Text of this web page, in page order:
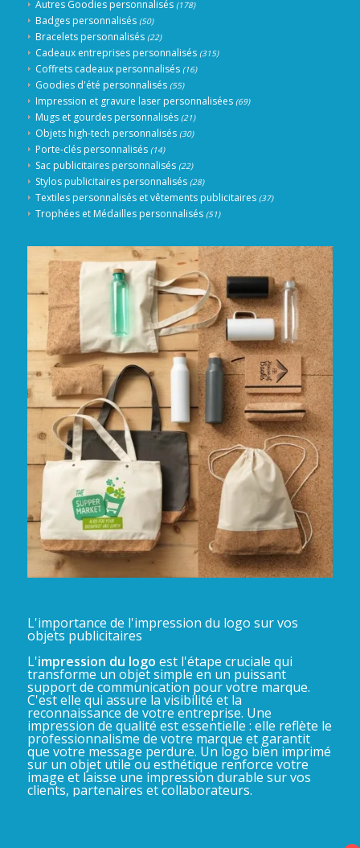
Autres Goodies personnalisés (178)
Badges personnalisés (50)
Bracelets personnalisés (22)
Cadeaux entreprises personnalisés (315)
Coffrets cadeaux personnalisés (16)
Goodies d'été personnalisés (55)
Impression et gravure laser personnalisées (69)
Mugs et gourdes personnalisés (21)
Objets high-tech personnalisés (30)
Porte-clés personnalisés (14)
Sac publicitaires personnalisés (22)
Stylos publicitaires personnalisés (28)
Textiles personnalisés et vêtements publicitaires (37)
Trophées et Médailles personnalisés (51)
L'importance de l'impression du logo sur vos
objets publicitaires
L'impression du logo est l'étape cruciale qui
transforme un objet simple en un puissant
support de communication pour votre marque.
C'est elle qui assure la visibilité et la
reconnaissance de votre entreprise. Une
impression de qualité est essentielle : elle reflète le
professionnalisme de votre marque et garantit
que votre message perdure. Un logo bien imprimé
sur un objet utile ou esthétique renforce votre
image et laisse une impression durable sur vos
clients, partenaires et collaborateurs.